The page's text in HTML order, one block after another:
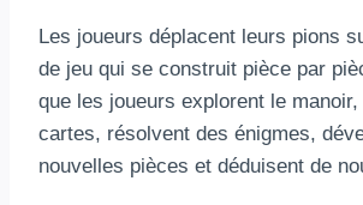
Les joueurs déplacent leurs pions
de jeu qui se construit pièce par
que les joueurs explorent le
cartes, résolvent des énigmes,
nouvelles pièces et déduisent de